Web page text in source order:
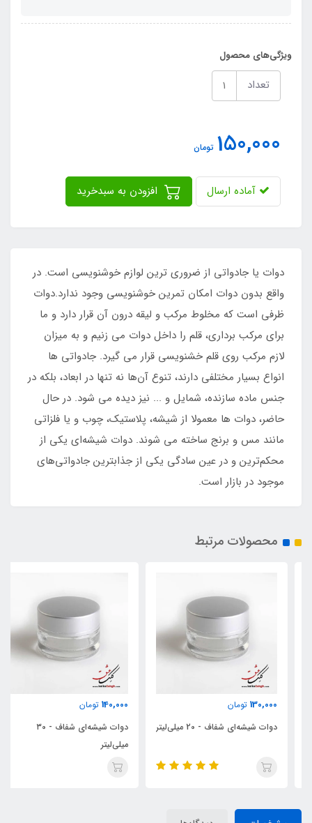
ویژگی‌های محصول
تعداد
150,000 تومان
آماده ارسال
دوات یا جادواتی از ضروری ترین لوازم خوشنویسی است. در
واقع بدون دوات امکان تمرین خوشنویسی وجود ندارد.دوات
ظرفی است که مخلوط مرکب و لیقه درون آن قرار دارد و ما
برای مرکب برداری، قلم را داخل دوات می زنیم و به میزان
لازم مرکب روی قلم خشنویسی قرار می گیرد. جادواتی ها
انواع بسیار مختلفی دارند، تنوع آن‌ها نه تنها در ابعاد، بلکه در
جنس ماده سازنده، شمایل و ... نیز دیده می شود. در حال
حاضر، دوات ها معمولا از شیشه، پلاستیک، چوب و یا فلزاتی
مانند مس و برنج ساخته می شوند. دوات شیشه‌ای یکی از
محکم‌ترین و در عین سادگی یکی از جذابترین جادواتی‌های
موجود در بازار است.
محصولات مرتبط
130,000 تومان
دوات شیشه‌ای شفاف - 20 میلی‌لیتر
140,000 تومان
دوات شیشه‌ای شفاف - ۳0
میلی‌لیتر